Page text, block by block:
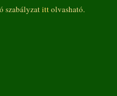
szabályzatittolvasható.